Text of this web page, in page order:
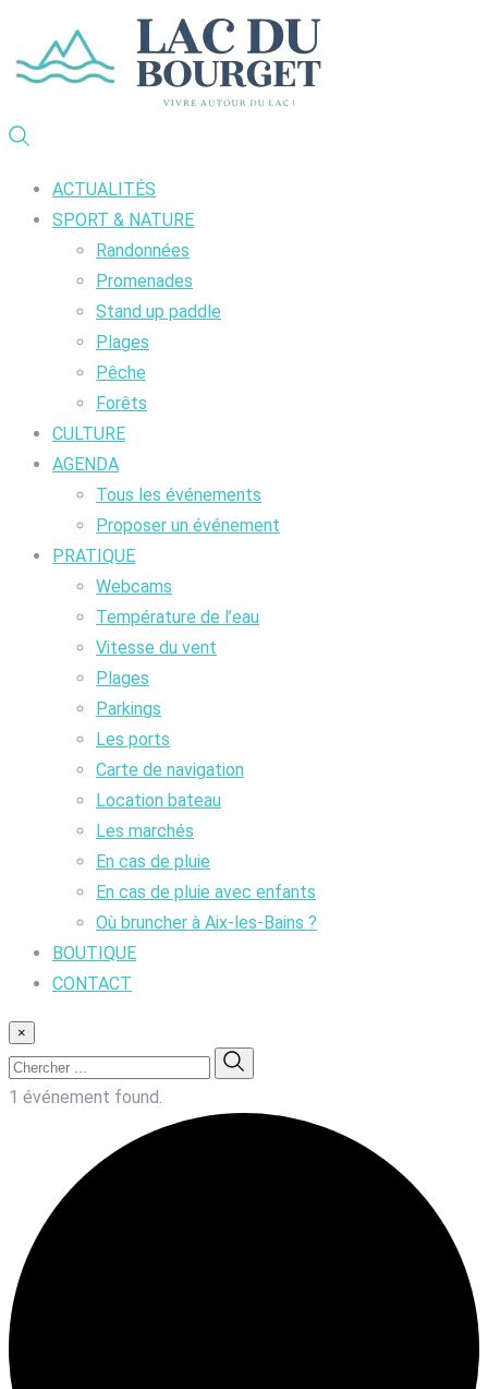
ACTUALITÉS
SPORT & NATURE
Randonnées
Promenades
Stand up paddle
Plages
Pêche
Forêts
CULTURE
AGENDA
Tous les événements
Proposer un événement
PRATIQUE
Webcams
Température de l’eau
Vitesse du vent
Plages
Parkings
Les ports
Carte de navigation
Location bateau
Les marchés
En cas de pluie
En cas de pluie avec enfants
Où bruncher à Aix-les-Bains ?
BOUTIQUE
CONTACT
×
1 événement found.